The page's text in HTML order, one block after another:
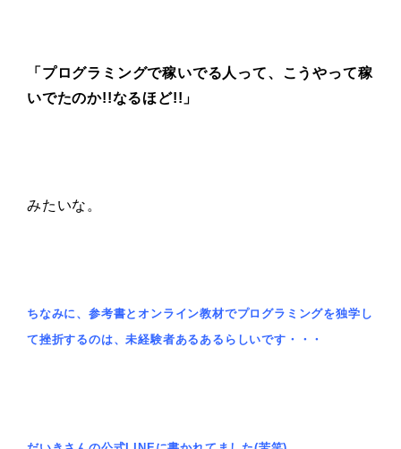
「プログラミングで稼いでる人って、こうやって稼
いでたのか!!なるほど!!」
みたいな。
ちなみに、参考書とオンライン教材でプログラミングを独学し
て挫折するのは、未経験者あるあるらしいです・・・